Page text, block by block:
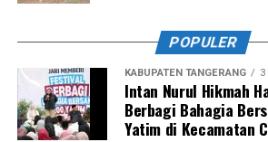
POPULER
KABUPATEN TANGERANG
Intan Nurul Hikmah
Berbagi Bahagia
Yatim di Kecamatan